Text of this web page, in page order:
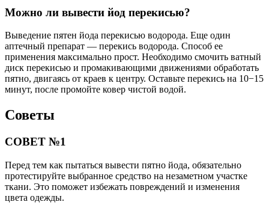
Можно ли вывести йод перекисью?
Выведение пятен йода перекисью водорода. Еще один
аптечный препарат — перекись водорода. Способ ее
применения максимально прост. Необходимо смочить ватный
диск перекисью и промакивающими движениями обработать
пятно, двигаясь от краев к центру. Оставьте перекись на 10−15
минут, после промойте ковер чистой водой.
Советы
СОВЕТ №1
Перед тем как пытаться вывести пятно йода, обязательно
протестируйте выбранное средство на незаметном участке
ткани. Это поможет избежать повреждений и изменения
цвета одежды.